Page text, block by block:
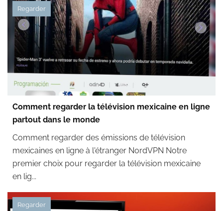
Regarder
Comment regarder la télévision mexicaine en ligne
partout dans le monde
Comment regarder des émissions de télévision
mexicaines en ligne à l'étranger NordVPN Notre
premier choix pour regarder la télévision mexicaine
en lig...
Regarder